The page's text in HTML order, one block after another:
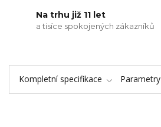
Na trhu již 11 let
a tisíce spokojených zákazníků
Kompletní specifikace Parametry